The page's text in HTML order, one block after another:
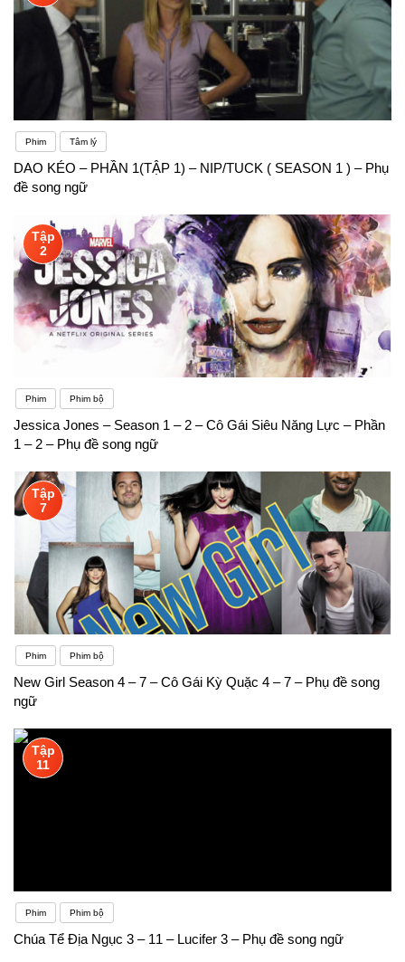
Phim Tâm lý
DAO KÉO – PHẦN 1(TẬP 1) – NIP/TUCK ( SEASON 1 ) – Phụ
đề song ngữ
Tập
2
Phim Phim bộ
Jessica Jones – Season 1 – 2 – Cô Gái Siêu Năng Lực – Phần
1 – 2 – Phụ đề song ngữ
Tập
7
Phim Phim bộ
New Girl Season 4 – 7 – Cô Gái Kỳ Quặc 4 – 7 – Phụ đề song
ngữ
Tập
11
Phim Phim bộ
Chúa Tể Địa Ngục 3 – 11 – Lucifer 3 – Phụ đề song ngữ